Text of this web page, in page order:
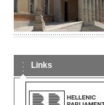
Links